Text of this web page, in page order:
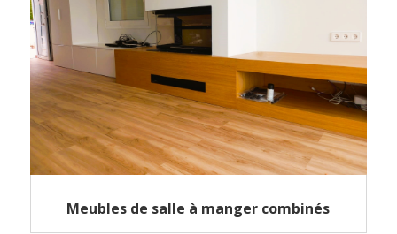
Meubles de salle à manger combinés